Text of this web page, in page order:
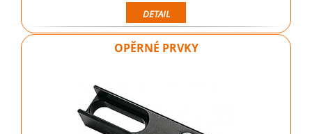
DETAIL
OPĚRNÉ PRVKY